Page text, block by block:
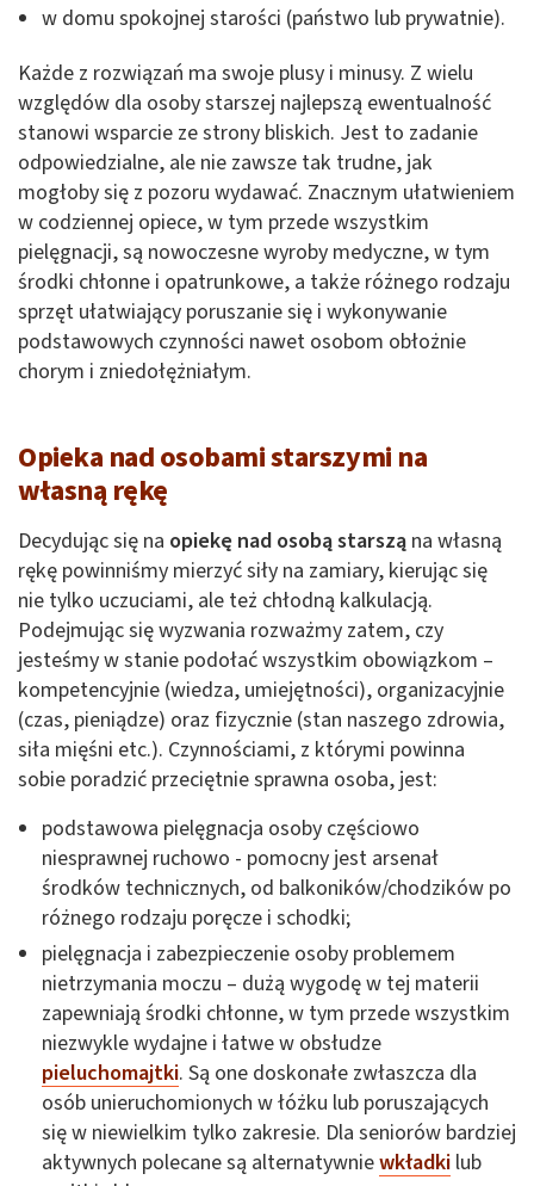
w domu spokojnej starości (państwo lub prywatnie).
Każde z rozwiązań ma swoje plusy i minusy. Z wielu
względów dla osoby starszej najlepszą ewentualność
stanowi wsparcie ze strony bliskich. Jest to zadanie
odpowiedzialne, ale nie zawsze tak trudne, jak
mogłoby się z pozoru wydawać. Znacznym ułatwieniem
w codziennej opiece, w tym przede wszystkim
pielęgnacji, są nowoczesne wyroby medyczne, w tym
środki chłonne i opatrunkowe, a także różnego rodzaju
sprzęt ułatwiający poruszanie się i wykonywanie
podstawowych czynności nawet osobom obłożnie
chorym i zniedołężniałym.
Opieka nad osobami starszymi na
własną rękę
Decydując się na opiekę nad osobą starszą na własną
rękę powinniśmy mierzyć siły na zamiary, kierując się
nie tylko uczuciami, ale też chłodną kalkulacją.
Podejmując się wyzwania rozważmy zatem, czy
jesteśmy w stanie podołać wszystkim obowiązkom –
kompetencyjnie (wiedza, umiejętności), organizacyjnie
(czas, pieniądze) oraz fizycznie (stan naszego zdrowia,
siła mięśni etc.). Czynnościami, z którymi powinna
sobie poradzić przeciętnie sprawna osoba, jest:
podstawowa pielęgnacja osoby częściowo
niesprawnej ruchowo - pomocny jest arsenał
środków technicznych, od balkoników/chodzików po
różnego rodzaju poręcze i schodki;
pielęgnacja i zabezpieczenie osoby problemem
nietrzymania moczu – dużą wygodę w tej materii
zapewniają środki chłonne, w tym przede wszystkim
niezwykle wydajne i łatwe w obsłudze
pieluchomajtki. Są one doskonałe zwłaszcza dla
osób unieruchomionych w łóżku lub poruszających
się w niewielkim tylko zakresie. Dla seniorów bardziej
aktywnych polecane są alternatywniewkładki lub